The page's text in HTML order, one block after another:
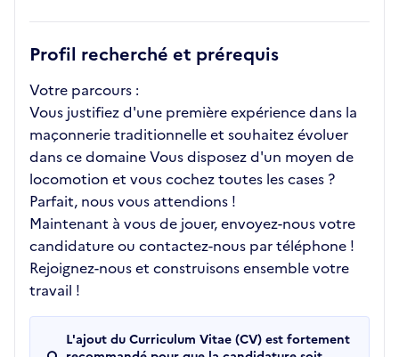
Profil recherché et prérequis
Votre parcours :
Vous justifiez d'une première expérience dans la
maçonnerie traditionnelle et souhaitez évoluer
dans ce domaine Vous disposez d'un moyen de
locomotion et vous cochez toutes les cases ?
Parfait, nous vous attendions !
Maintenant à vous de jouer, envoyez-nous votre
candidature ou contactez-nous par téléphone !
Rejoignez-nous et construisons ensemble votre
travail !
L'ajout du Curriculum Vitae (CV) est fortement